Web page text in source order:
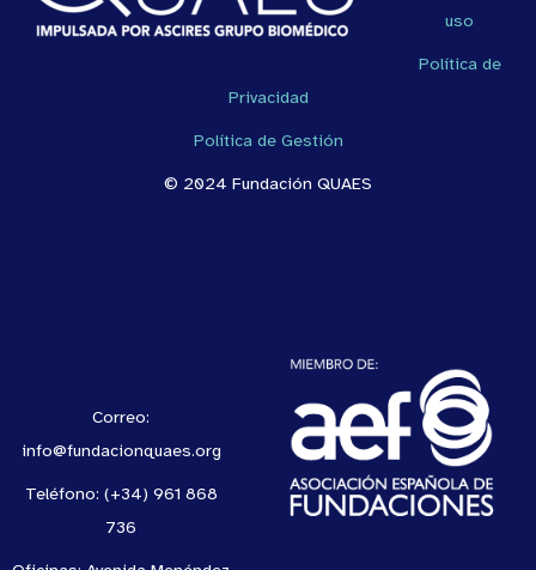
uso
Política de
Privacidad
Política de Gestión
© 2024 Fundación QUAES
Correo:
info@fundacionquaes.org
Teléfono: (+34) 961 868
736